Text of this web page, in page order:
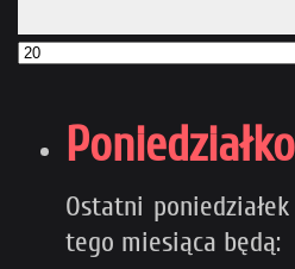
Ostatni
tego miesiąca będą: